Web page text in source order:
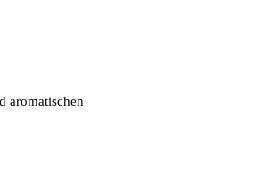
aromatischen